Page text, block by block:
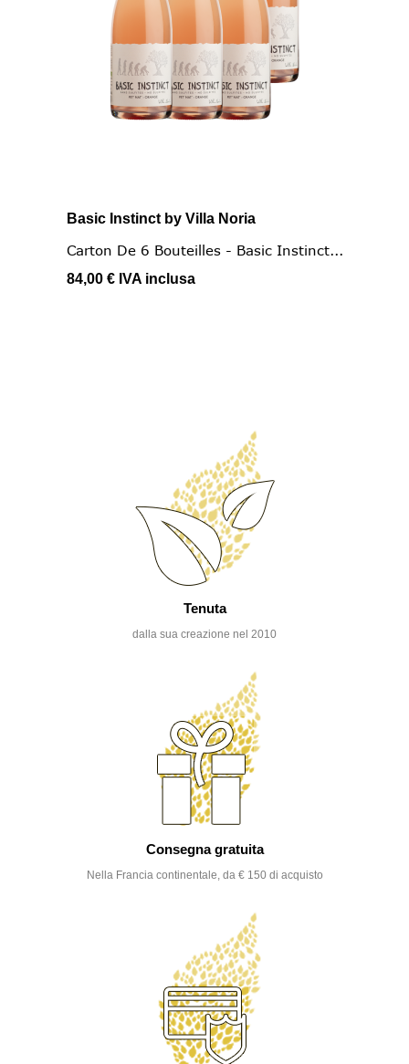
Basic Instinct by Villa Noria
Carton De 6 Bouteilles - Basic Instinct...
84,00 € IVA inclusa
Tenuta
dalla sua creazione nel 2010
Consegna gratuita
Nella Francia continentale, da € 150 di acquisto